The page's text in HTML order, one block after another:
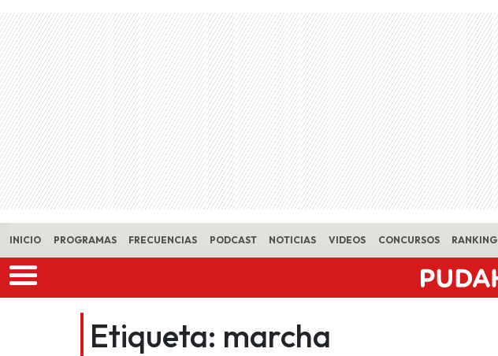
Skip to main content
INICIO PROGRAMAS FRECUENCIAS PODCAST NOTICIAS VIDEOS CONCURSOS RANKING
Etiqueta: marcha